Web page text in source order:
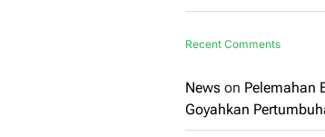
Recent Comments
News on Pelemahan
Goyahkan